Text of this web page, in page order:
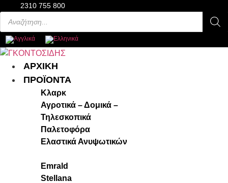
2310 755 800
Products
search
ΑΡΧΙΚΗ
ΠΡΟΪΟΝΤΑ
Κλαρκ
Αγροτικά – Δομικά –
Τηλεσκοπικά
Παλετοφόρα
Ελαστικά Ανυψωτικών
Emrald
Stellana